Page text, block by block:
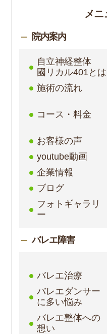
メニ
院内案内
自立神経整体
國リカル401とは
施術の流れ
コース・料金
お客様の声
youtube動画
企業情報
ブログ
フォトギャラリ
ー
バレエ障害
バレエ治療
バレエダンサー
に多い悩み
バレエ整体への
想い